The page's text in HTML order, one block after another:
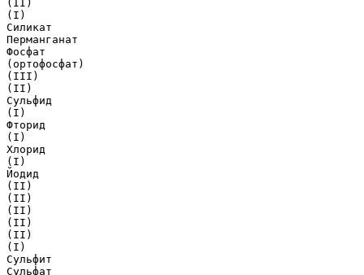
(II)
(I)
Силикат
Перманганат
Фосфат
(ортофосфат)
(III)
(II)
Сульфид
(I)
Фторид
(I)
Хлорид
(I)
Йодид
(II)
(II)
(II)
(II)
(II)
(I)
Сульфит
Сульфат